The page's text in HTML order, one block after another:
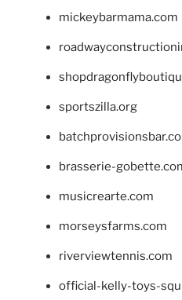
mickeybarmama.com
sportszilla.org
brasserie-
musicrearte.com
morseysfarms.com
riverviewtennis.com
official-kelly-toys-